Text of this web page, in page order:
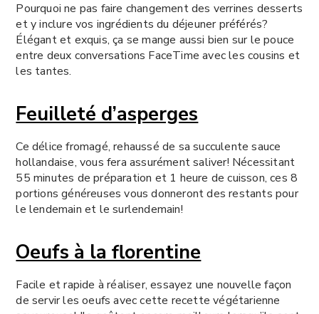
Pourquoi ne pas faire changement des verrines desserts
et y inclure vos ingrédients du déjeuner préférés?
Élégant et exquis, ça se mange aussi bien sur le pouce
entre deux conversations FaceTime avec les cousins et
les tantes.
Feuilleté d’asperges
Ce délice fromagé, rehaussé de sa succulente sauce
hollandaise, vous fera assurément saliver! Nécessitant
55 minutes de préparation et 1 heure de cuisson, ces 8
portions généreuses vous donneront des restants pour
le lendemain et le surlendemain!
Oeufs à la florentine
Facile et rapide à réaliser, essayez une nouvelle façon
de servir les oeufs avec cette recette végétarienne